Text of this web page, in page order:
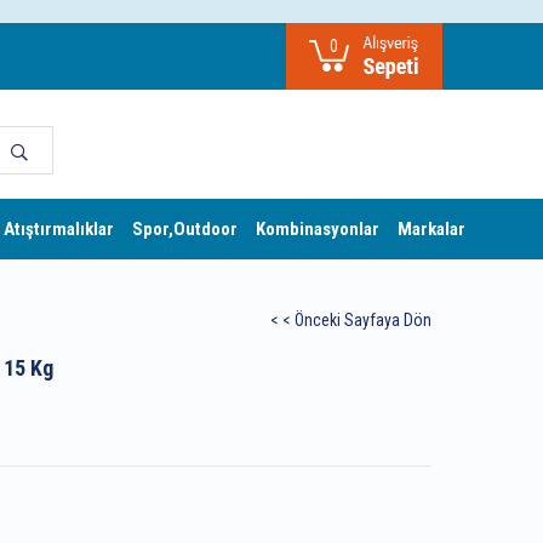
0
Atıştırmalıklar Spor,Outdoor Kombinasyonlar Markalar
< < Önceki Sayfaya Dön
Kg